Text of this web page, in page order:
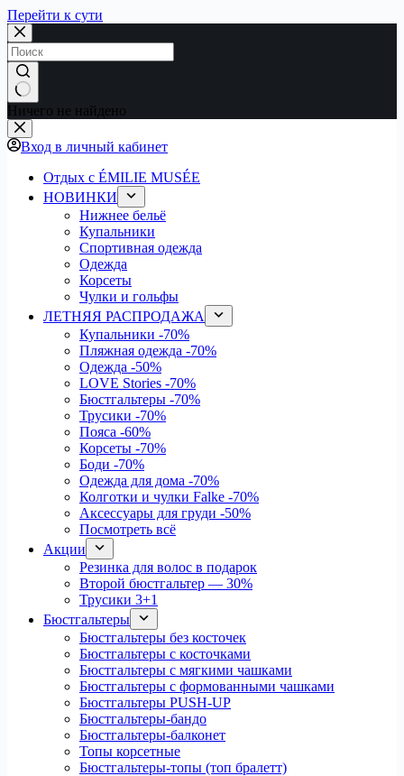
Перейти к сути
Ничего не найдено
Вход в личный кабинет
Отдых с ÉMILIE MUSÉE
НОВИНКИ
Нижнее бельё
Купальники
Спортивная одежда
Одежда
Корсеты
Чулки и гольфы
ЛЕТНЯЯ РАСПРОДАЖА
Купальники -70%
Пляжная одежда -70%
Одежда -50%
LOVE Stories -70%
Бюстгальтеры -70%
Трусики -70%
Пояса -60%
Корсеты -70%
Боди -70%
Одежда для дома -70%
Колготки и чулки Falke -70%
Аксессуары для груди -50%
Посмотреть всё
Акции
Резинка для волос в подарок
Второй бюстгальтер — 30%
Трусики 3+1
Бюстгальтеры
Бюстгальтеры без косточек
Бюстгальтеры с косточками
Бюстгальтеры с мягкими чашками
Бюстгальтеры с формованными чашками
Бюстгальтеры PUSH-UP
Бюстгальтеры-бандо
Бюстгальтеры-балконет
Топы корсетные
Бюстгальтеры-топы (топ бралетт)